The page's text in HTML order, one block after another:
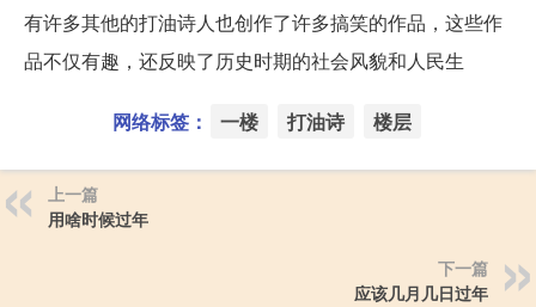
有许多其他的打油诗人也创作了许多搞笑的作品，这些作
品不仅有趣，还反映了历史时期的社会风貌和人民生
网络标签： 一楼 打油诗 楼层
上一篇
用啥时候过年
下一篇
应该几月几日过年